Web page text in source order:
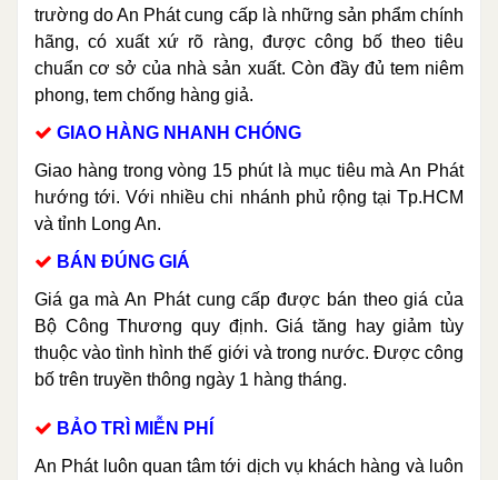
trường do An Phát cung cấp là những sản phẩm chính
hãng, có xuất xứ rõ ràng, được công bố theo tiêu
chuẩn cơ sở của nhà sản xuất. Còn đầy đủ tem niêm
phong, tem chống hàng giả.
GIAO HÀNG NHANH CHÓNG
Giao hàng trong vòng 15 phút là mục tiêu mà An Phát
hướng tới. Với nhiều chi nhánh phủ rộng tại Tp.HCM
và tỉnh Long An.
BÁN ĐÚNG GIÁ
Giá ga mà An Phát cung cấp được bán theo giá của
Bộ Công Thương quy định. Giá tăng hay giảm tùy
thuộc vào tình hình thế giới và trong nước. Được công
bố trên truyền thông ngày 1 hàng tháng.
BẢO TRÌ MIỄN PHÍ
An Phát luôn quan tâm tới dịch vụ khách hàng và luôn